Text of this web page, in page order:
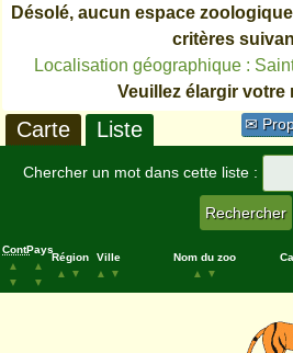
Désolé, aucun espace
critères
Localisation géographique :
Veuillez élargir votre
✉
Carte Liste
Chercher un mot dans cette liste :
Cont.
▲
▼
Pays
▲
▼
Région
▲
▼
Ville
▲
▼
Nom du zoo
▲
▼